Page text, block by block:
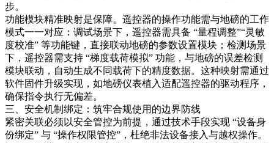
步。​
功能模块精准映射是保障。遥控器的操作功能需与地磅的工作
模式一一对应：调试场景下，遥控器需具备 “量程调整”“灵敏
度校准” 等功能键，直接联动地磅的参数设置模块；检测场景
下，遥控器需支持 “梯度载荷模拟” 功能，与地磅的误差检测
模块联动，自动生成不同载荷下的精度数据。这种映射需通过
软件固件升级实现，如地磅仪表植入适配遥控器的驱动程序，
确保指令执行无偏差。​
三、安全机制绑定：筑牢合规使用的边界防线​
紧密关联必须以安全管控为前提，通过技术手段实现 “设备身
份绑定” 与 “操作权限管控”，杜绝非法设备接入与越权操作。​